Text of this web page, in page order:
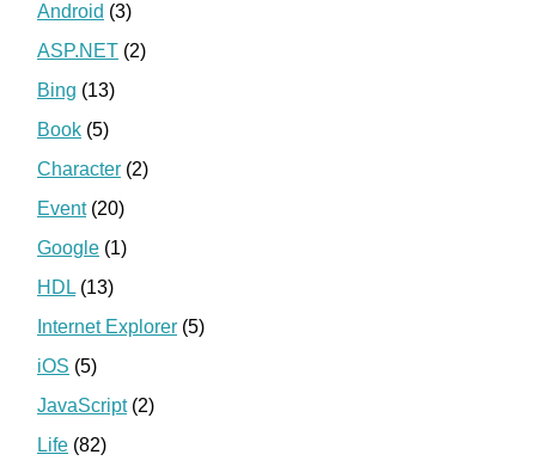
Android (3)
ASP.NET (2)
Bing (13)
Book (5)
Character (2)
Event(20)
Google (1)
HDL (13)
Internet Explorer (5)
iOS (5)
JavaScript(2)
Life (82)